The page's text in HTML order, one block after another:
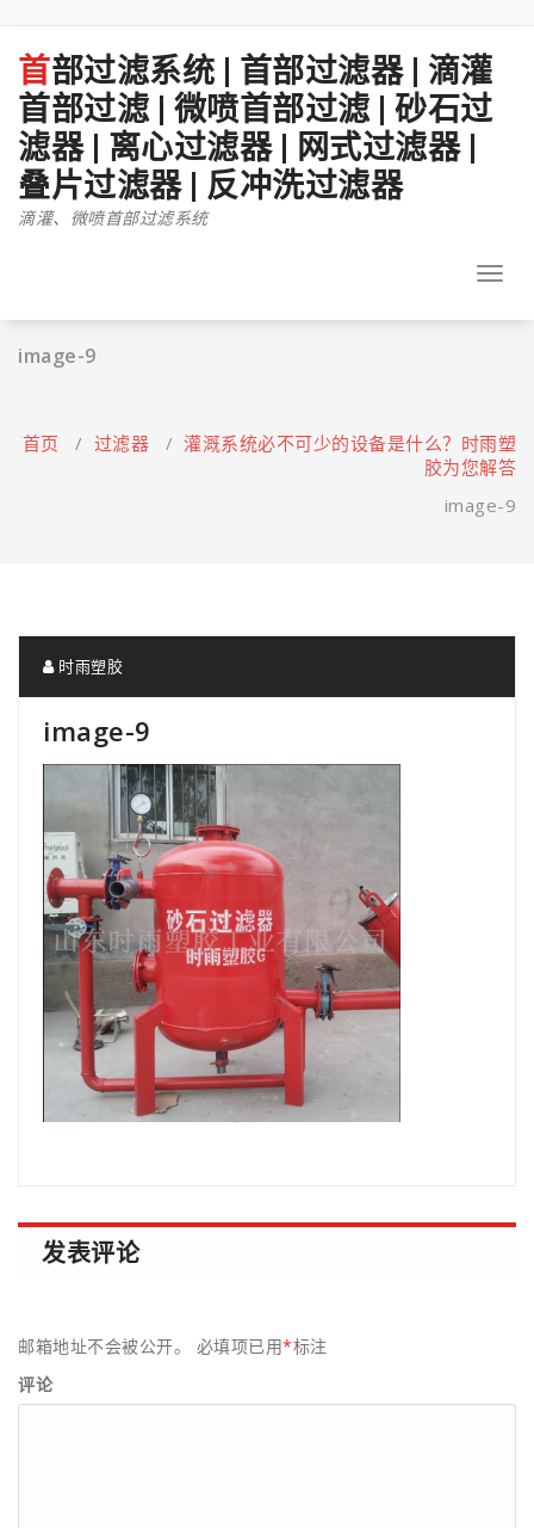
首部过滤系统 | 首部过滤器 | 滴灌
首部过滤 | 微喷首部过滤 | 砂石过
滤器 | 离心过滤器 | 网式过滤器 |
叠片过滤器 | 反冲洗过滤器
滴灌、微喷首部过滤系统
image-9
首页 / 过滤器 / 灌溉系统必不可少的设备是什么？时雨塑
胶为您解答
image-9
时雨塑胶
image-9
发表评论
邮箱地址不会被公开。 必填项已用*标注
评论